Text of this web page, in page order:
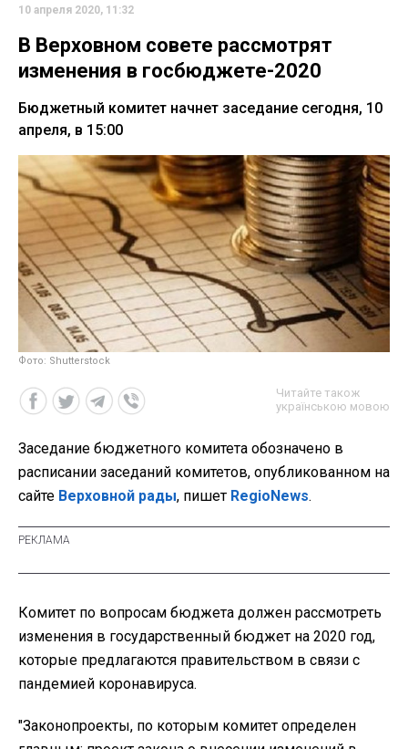
10 апреля 2020, 11:32
В Верховном совете рассмотрят
изменения в госбюджете-2020
Бюджетный комитет начнет заседание сегодня, 10
апреля, в 15:00
Фото: Shutterstock
Читайте також
українською мовою
Заседание бюджетного комитета обозначено в
расписании заседаний комитетов, опубликованном на
сайте Верховной рады, пишет RegioNews.
Комитет по вопросам бюджета должен рассмотреть
изменения в государственный бюджет на 2020 год,
которые предлагаются правительством в связи с
пандемией коронавируса.
"Законопроекты, по которым комитет определен